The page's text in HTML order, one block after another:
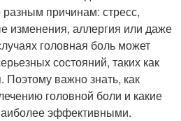
причинам: стресс,
изменения, аллергия или даже
головная боль может
состояний, таких как
Поэтому важно знать, как
головной боли и какие
эффективными.